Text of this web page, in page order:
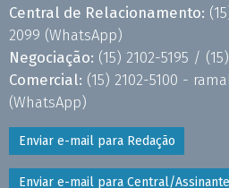
Central de Relacionamento:
2099 (WhatsApp)
Negociação: (15) 2102-5195 /
Comercial: (15) 2102-5100 -
(WhatsApp)
Enviar e-mail para Redação
Enviar e-mail para Central/Assinante